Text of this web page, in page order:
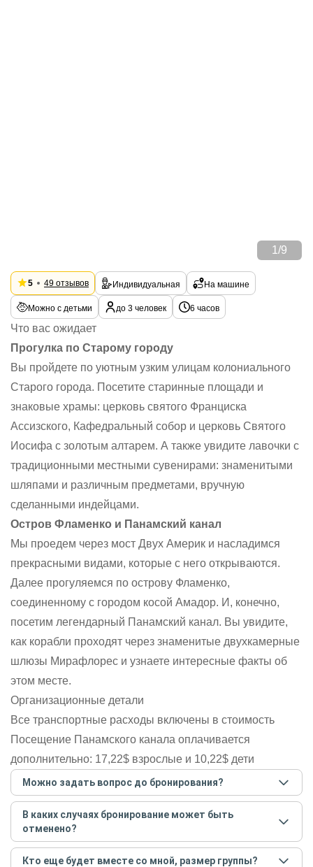
1 /9
5 49 отзывов Индивидуальная На машине
Можно с детьми до 3 человек 6 часов
Что вас ожидает
Прогулка по Старому городу
Вы пройдете по уютным узким улицам колониального
Старого города. Посетите старинные площади и
знаковые храмы: церковь святого Франциска
Ассизского, Кафедральный собор и церковь Святого
Иосифа с золотым алтарем. А также увидите лавочки с
традиционными местными сувенирами: знаменитыми
шляпами и различным предметами, вручную
сделанными индейцами.
Остров Фламенко и Панамский канал
Мы проедем через мост Двух Америк и насладимся
прекрасными видами, которые с него открываются.
Далее прогуляемся по острову Фламенко,
соединенному с городом косой Амадор. И, конечно,
посетим легендарный Панамский канал. Вы увидите,
как корабли проходят через знаменитые двухкамерные
шлюзы Мирафлорес и узнаете интересные факты об
этом месте.
Организационные детали
Все транспортные расходы включены в стоимость
Посещение Панамского канала оплачивается
дополнительно: 17,22$ взрослые и 10,22$ дети
Можно задать вопрос до бронирования?
Достаточно перейти по ссылке «Задать вопрос» и
написать гиду. Платить при этом не нужно. Сначала
согласуйте с гидом интересующие вас вопросы и после
этого бронируйте экскурсию.Задать вопрос.
В каких случаях бронирование может быть
отменено?
Только в случае неблагоприятных погодных условий,
например, если экскурсия на кораблике, а по прогнозу
Кто еще будет вместе со мной, размер группы?